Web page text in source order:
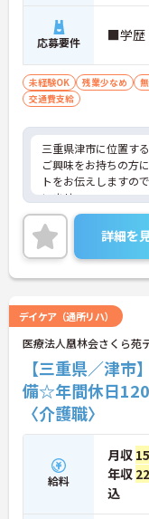
応募要件 ■学歴
未経験OK 残業少なめ
交通費支給
三重県津市に位置す
ご興味をお持ちの方
トをお伝えしますの
いませ。
詳細を
デイケア（通所リハ）
医療法人凰林会さくら苑
【三重県／津
備☆年間休日
〈介護職〉
給料
月収
年収
込